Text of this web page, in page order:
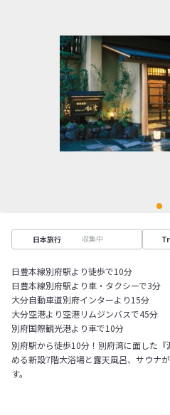
日本旅行 収集中
日豊本線別府駅より徒歩で10分
日豊本線別府駅より車・タクシーで3分
大分自動車道別府インターより15分
大分空港より空港リムジンバスで45分
別府国際観光港より車で10分
別府駅から徒歩10分！別府湾に面した
める新設7階大浴場と露天風呂、サウナ
す。